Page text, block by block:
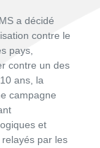
a décidé
contre le
pays,
contre un des
ans, la
campagne
et
par les